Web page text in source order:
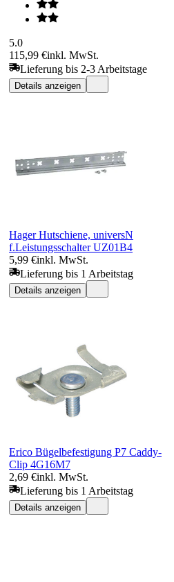
5.0
115,99 €inkl. MwSt.
Lieferung bis 2-3 Arbeitstage
Details anzeigen
Hager Hutschiene, universN
f.Leistungsschalter UZ01B4
5,99 €inkl. MwSt.
Lieferung bis 1 Arbeitstag
Details anzeigen
Erico Bügelbefestigung P7 Caddy-
Clip 4G16M7
2,69 €inkl. MwSt.
Lieferung bis 1 Arbeitstag
Details anzeigen